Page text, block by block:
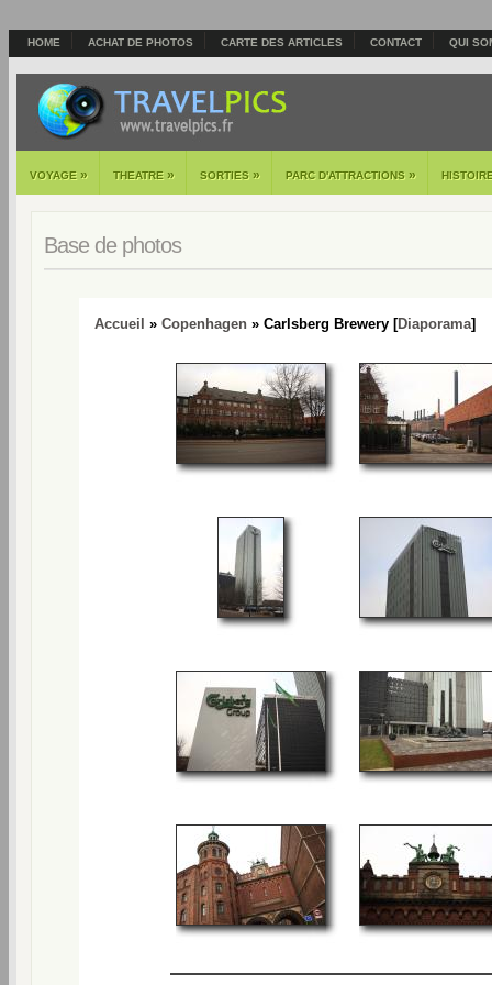
HOME ACHAT DE PHOTOS CARTE DES ARTICLES CONTACT QUI
VOYAGE » THEATRE » SORTIES » PARC D'ATTRACTIONS »
Base de photos
Accueil » Copenhagen » Carlsberg Brewery [Diaporama]